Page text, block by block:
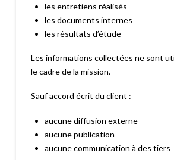
les entretiens réalisés
les documents internes
les résultats d’étude
Les informations collectées ne sont
le cadre de la mission.
Sauf accord écrit du client :
aucune diffusion externe
aucune publication
aucune communication à des tiers